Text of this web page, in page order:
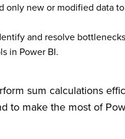
only new or modified data
and resolve
in Power BI.
sum calculations
to make the most of